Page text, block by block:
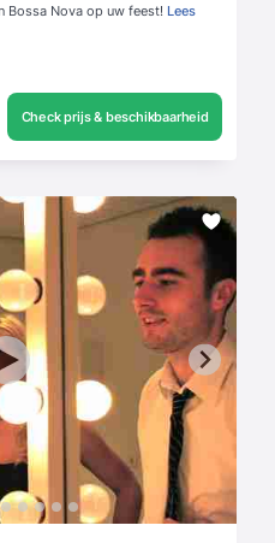
Bossa Nova op uw feest! Lees
Check prijs & beschikbaarheid